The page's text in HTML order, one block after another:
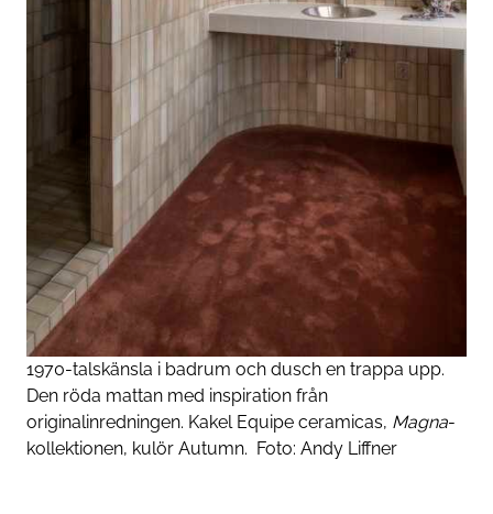
1970-talskänsla i badrum och dusch en trappa upp.
Den röda mattan med inspiration från
originalinredningen. Kakel Equipe ceramicas, Magna-
kollektionen, kulör Autumn. Foto: Andy Liffner